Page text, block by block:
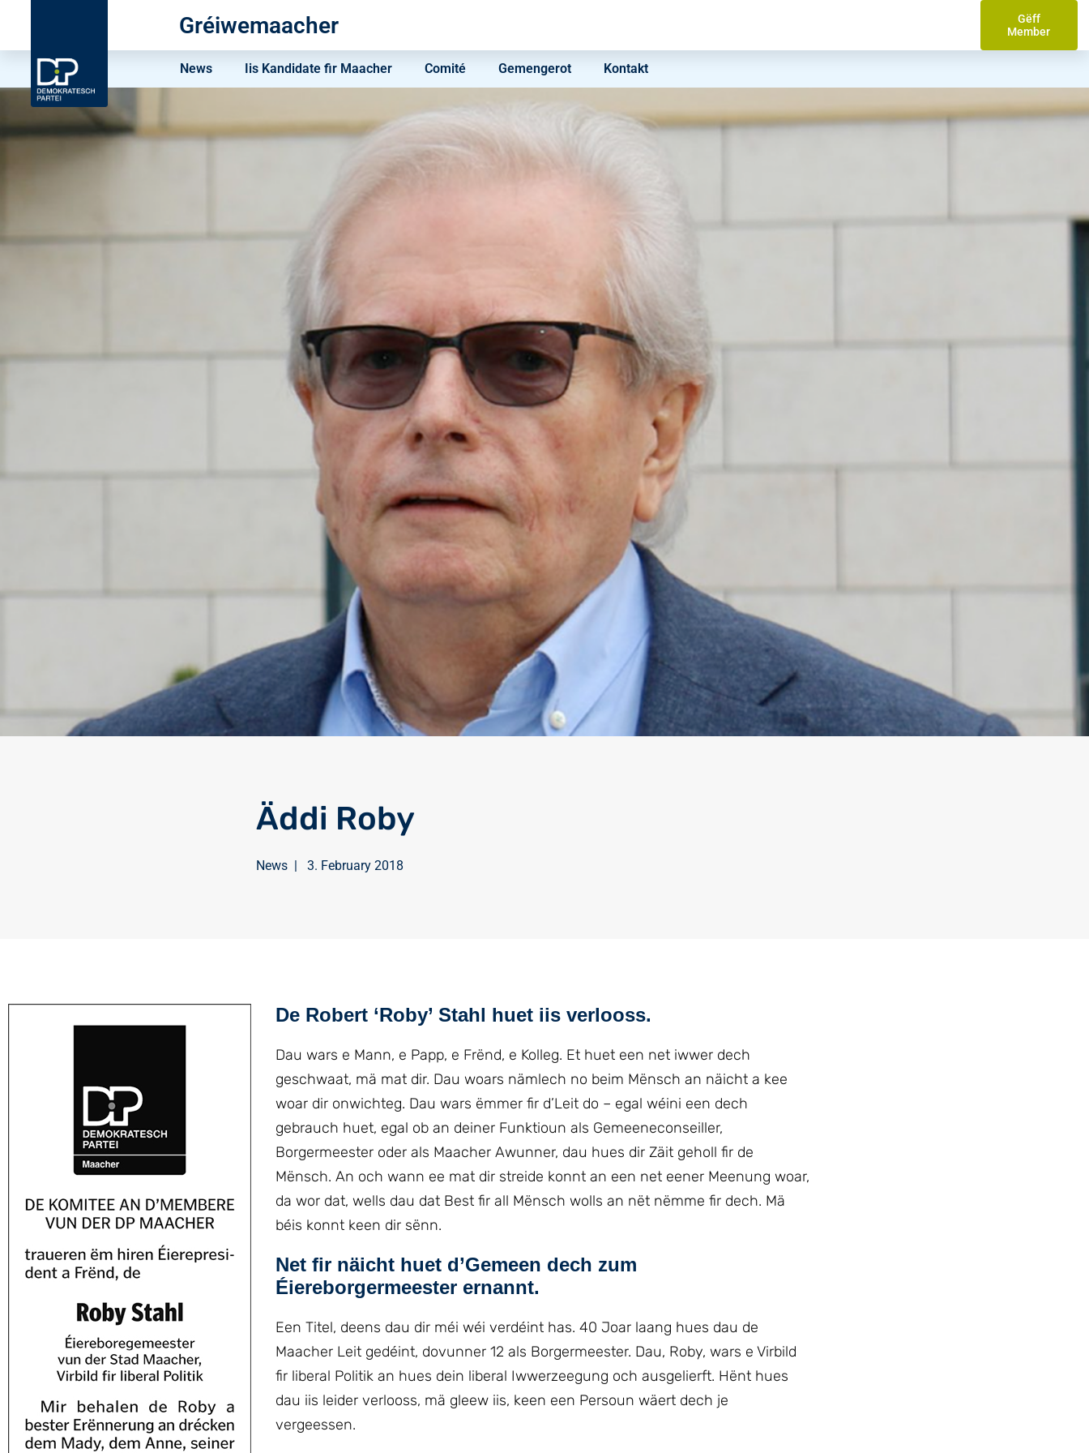
Gréiwemaacher
Gëff
Member
News Iis Kandidate fir Maacher Comité Gemengerot Kontakt
Äddi Roby
News| 3. February 2018
De Robert ‘Roby’ Stahl huet iis verlooss.
Dau wars e Mann, e Papp, e Frënd, e Kolleg. Et huet een net iwwer dech
geschwaat, mä mat dir. Dau woars nämlech no beim Mënsch an näicht a kee
woar dir onwichteg. Dau wars ëmmer fir d’Leit do – egal wéini een dech
gebrauch huet, egal ob an deiner Funktioun als Gemeeneconseiller,
Borgermeester oder als Maacher Awunner, dau hues dir Zäit geholl fir de
Mënsch. An och wann ee mat dir streide konnt an een net eener Meenung woar,
da wor dat, wells dau dat Best fir all Mënsch wolls an nët nëmme fir dech. Mä
béis konnt keen dir sënn.
Net fir näicht huet d’Gemeen dech zum
Éiereborgermeester ernannt.
Een Titel, deens dau dir méi wéi verdéint has. 40 Joar laang hues dau de
Maacher Leit gedéint, dovunner 12 als Borgermeester. Dau, Roby, wars e Virbild
fir liberal Politik an hues dein liberal Iwwerzeegung och ausgelierft. Hënt hues
dau iis leider verlooss, mä gleew iis, keen een Persoun wäert dech je
vergeessen.